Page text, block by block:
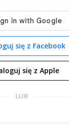
się z Facebook
się z Apple
LUB